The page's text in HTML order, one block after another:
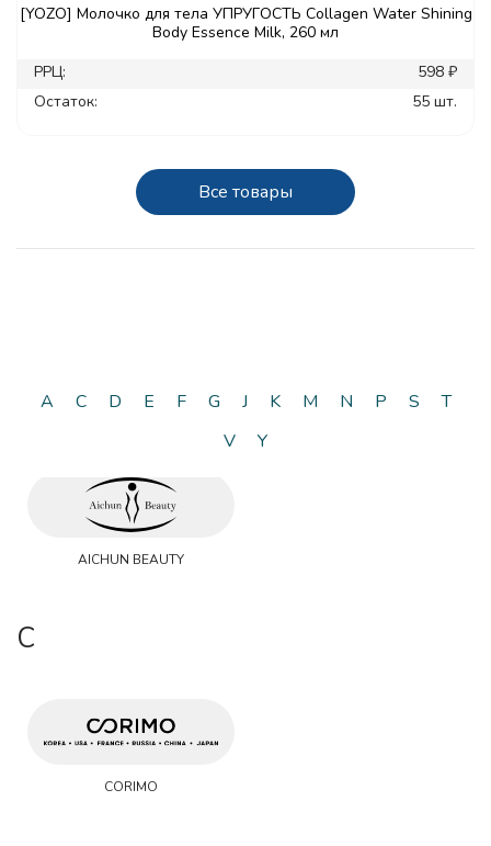
[YOZO] Молочко для тела УПРУГОСТЬ Сollagen Water Shining
Body Essence Milk, 260 мл
РРЦ:
598 ₽
Остаток:
55 шт.
Все товары
A C D E F G J K M N P S
T
V
Y
AICHUN BEAUTY
C
CORIMO